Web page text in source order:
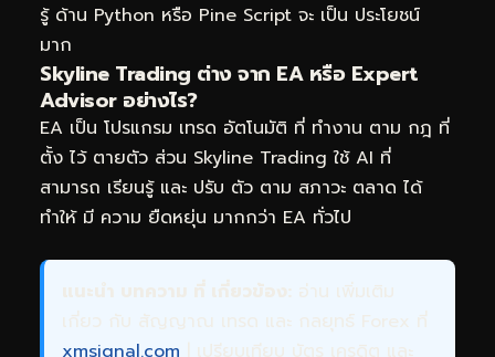
รู้ ด้าน Python หรือ Pine Script จะ เป็น ประโยชน์
มาก
Skyline Trading ต่าง จาก EA หรือ Expert
Advisor อย่างไร?
EA เป็น โปรแกรม เทรด อัตโนมัติ ที่ ทำงาน ตาม กฎ ที่
ตั้ง ไว้ ตายตัว ส่วน Skyline Trading ใช้ AI ที่
สามารถ เรียนรู้ และ ปรับ ตัว ตาม สภาวะ ตลาด ได้
ทำให้ มี ความ ยืดหยุ่น มากกว่า EA ทั่วไป
แนะนำ บทความ ที่ เกี่ยวข้อง: อ่าน เพิ่มเติม
เกี่ยว กับ สัญญาณ เทรด และ กลยุทธ์ Forex ที่
xmsignal.com | เปรียบเทียบ บัตร เครดิต และ